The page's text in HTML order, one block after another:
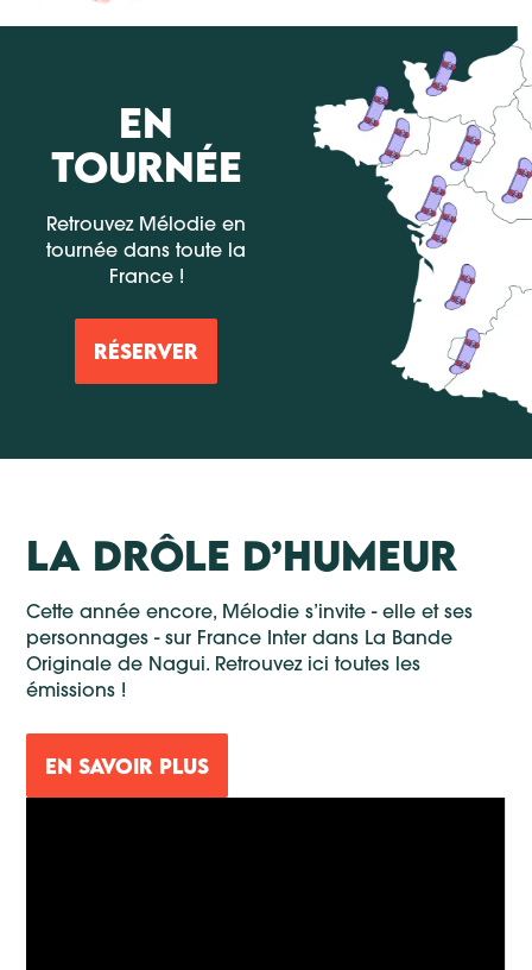
EN
TOURNÉE
Retrouvez Mélodie en
tournée dans toute la
France !
RÉSERVER
LA DRÔLE D’HUMEUR
Cette année encore, Mélodie s’invite - elle et ses
personnages - sur France Inter dans La Bande
Originale de Nagui. Retrouvez ici toutes les
émissions !
EN SAVOIR PLUS